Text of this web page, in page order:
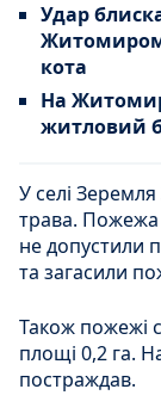
Удар
кота
На
житловий
У селі
трава. Пожежа
не
та загасили
Також пожежі
площі 0,2 га.
постраждав.